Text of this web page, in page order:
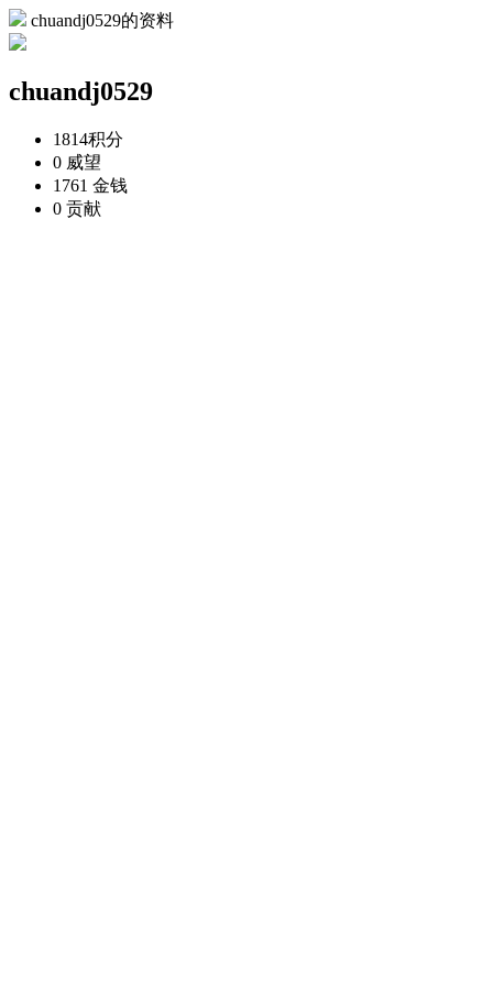
chuandj0529的资料
chuandj0529
1814积分
0 威望
1761 金钱
0 贡献